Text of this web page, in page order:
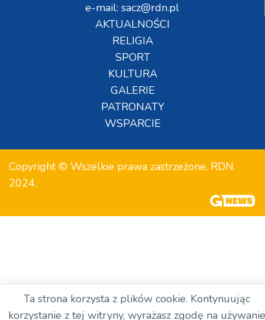
e-mail: sacz@rdn.pl
AKTUALNOŚCI
RELIGIA
SPORT
KULTURA
GALERIE
PATRONATY
WSPARCIE
Copyright © Wszelkie prawa zastrzeżone. RDN.
2024.
Ta strona korzysta z plików cookie. Kontynuując
korzystanie z tej witryny, wyrażasz zgodę na używanie